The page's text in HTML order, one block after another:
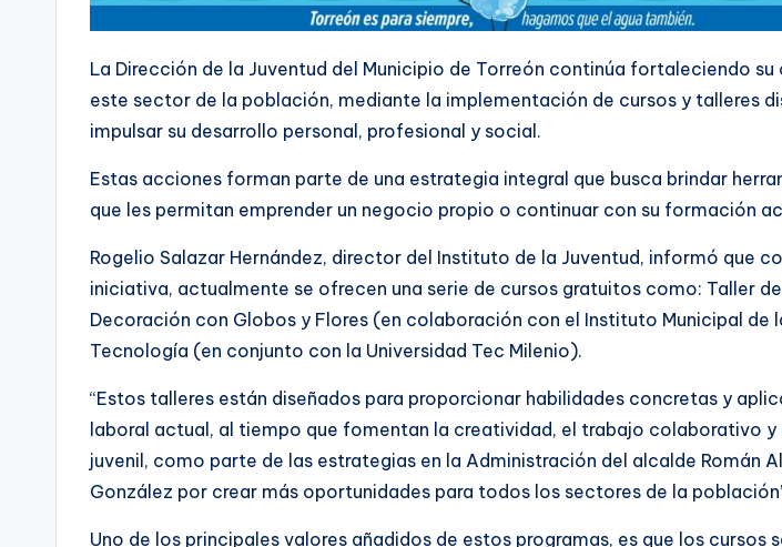
La Dirección de la Juventud del Municipio de Torreón continúa fortaleciendo
este sector de la población, mediante la implementación de cursos y talleres
impulsar su desarrollo personal, profesional y social.
Estas acciones forman parte de una estrategia integral que busca brindar
que les permitan emprender un negocio propio o continuar con su formación
Rogelio Salazar Hernández, director del Instituto de la Juventud, informó que
iniciativa, actualmente se ofrecen una serie de cursos gratuitos como: Taller
Decoración con Globos y Flores (en colaboración con el Instituto Municipal de
Tecnología (en conjunto con la Universidad Tec Milenio).
“Estos talleres están diseñados para proporcionar habilidades concretas y
laboral actual, al tiempo que fomentan la creatividad, el trabajo colaborativo
juvenil, como parte de las estrategias en la Administración del alcalde Román
González por crear más oportunidades para todos los sectores de la
Uno de los principales valores añadidos de estos programas, es que los cursos